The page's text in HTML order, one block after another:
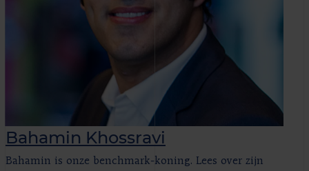
Bahamin Khossravi
Bahamin is onze benchmark-koning. Lees over zijn